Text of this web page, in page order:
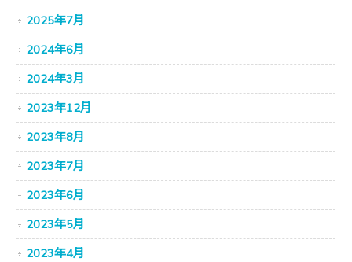
2025年7月
2024年6月
2024年3月
2023年12月
2023年8月
2023年7月
2023年6月
2023年5月
2023年4月